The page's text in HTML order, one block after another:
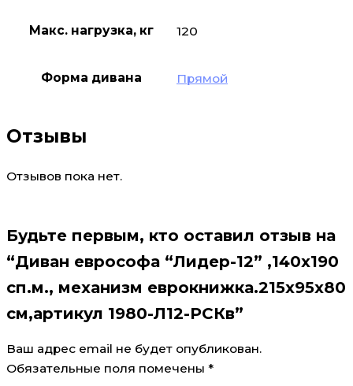
Макс. нагрузка, кг 120
Форма дивана Прямой
Отзывы
Отзывов пока нет.
Будьте первым, кто оставил отзыв на
“Диван еврософа “Лидер-12” ,140х190
сп.м., механизм еврокнижка.215х95х80
см,артикул 1980-Л12-РСКв”
Ваш адрес email не будет опубликован.
Обязательные поля помечены *